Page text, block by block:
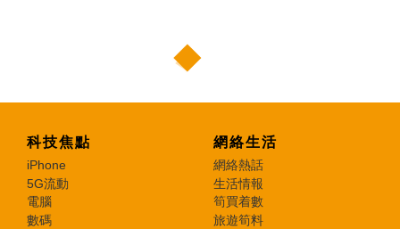
科技焦點
iPhone
5G流動
電腦
數碼
網絡生活
網絡熱話
生活情報
筍買着數
旅遊筍料